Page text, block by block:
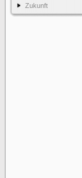
Zukunft